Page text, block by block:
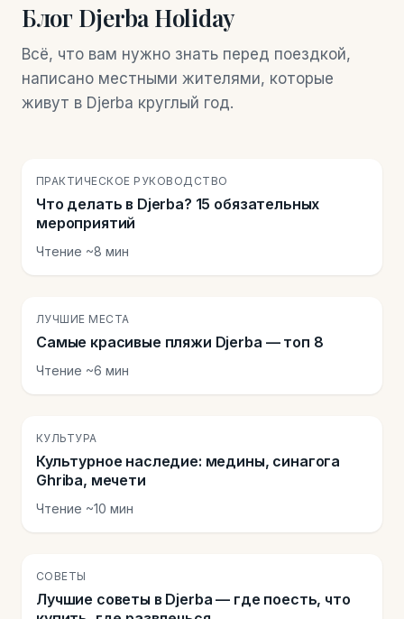
Блог Djerba Holiday
Всё, что вам нужно знать перед поездкой,
написано местными жителями, которые
живут в Djerba круглый год.
🏝️
ПРАКТИЧЕСКОЕ РУКОВОДСТВО
Что делать в Djerba? 15 обязательных
мероприятий
Чтение ~8 мин
🏖️
ЛУЧШИЕ МЕСТА
Самые красивые пляжи Djerba — топ 8
Чтение ~6 мин
🕌
КУЛЬТУРА
Культурное наследие: медины, синагога
Ghriba, мечети
Чтение ~10 мин
💡
СОВЕТЫ
Лучшие советы в Djerba — где поесть, что